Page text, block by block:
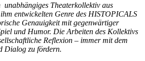
Theaterkollektiv aus
entwickelten Genre des HISTOPICALS
Genauigkeit mit gegenwärtiger
und Humor. Die Arbeiten des Kollektivs
Reflexion – immer mit dem
Dialog zu fördern.